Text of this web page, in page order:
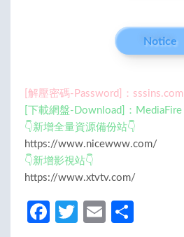
Notice
[解壓密碼-Password]：sssins.com
[下載網盤-Download]：MediaFire
👇新增全量資源備份站👇
https://www.nicewww.com/
👇新增影視站👇
https://www.xtvtv.com/
Fa
T
E